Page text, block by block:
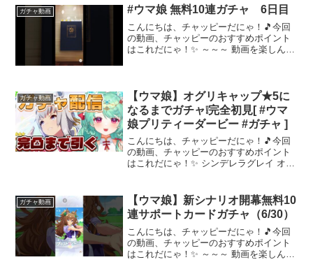
🍀🍀🍀🍀🍀🍀🍀🍀🍀🍀🍀🍀🍀🍀🍀🍀前回
の動画ラストランオ...
ガチャ動画 #ウマ娘 無料10連ガチャ 6日目
こんにちは、チャッピーだにゃ！🎵今回
の動画、チャッピーのおすすめポイント
はこれだにゃ！✨ ～～～ 動画を楽しんだ
ガチャ動画
【ウマ娘】オグリキャップ★5に
なるまでガチャ❕完全初見[ #ウマ
娘プリティーダービー #ガチャ ]
こんにちは、チャッピーだにゃ！🎵今回
の動画、チャッピーのおすすめポイント
はこれだにゃ！✨ シンデレラグレイ オグ
ライブを再公開しています。🎮 ウマ娘プ
リティ...
ガチャ動画
【ウマ娘】新シナリオ開幕無料10
連サポートカードガチャ（6/30）
こんにちは、チャッピーだにゃ！🎵今回
の動画、チャッピーのおすすめポイント
はこれだにゃ！✨ ～～～ 動画を楽しんだ